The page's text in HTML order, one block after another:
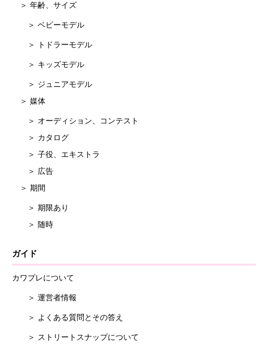
＞ 年齢、サイズ
＞ ベビーモデル
＞ トドラーモデル
＞ キッズモデル
＞ ジュニアモデル
＞ 媒体
＞ オーディション、コンテスト
＞ カタログ
＞ 子役、エキストラ
＞ 広告
＞ 期間
＞ 期限あり
＞ 随時
ガイド
カワプレについて
＞ 運営者情報
＞ よくある質問とその答え
＞ ストリートスナップについて